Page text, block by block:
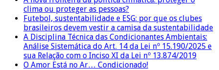
clima ou proteger as pessoas?
Futebol, sustentabilidade e ESG: por que os clubes
brasileiros devem vestir a camisa da sustentabilidade
A Disciplina Técnica das Condicionantes Ambientais:
Análise Sistemática do Art. 14 da Lei nº 15.190/2025 e
sua Relação com o Inciso XI da Lei nº 13.874/2019
O Amor Está no Ar… Condicionado!